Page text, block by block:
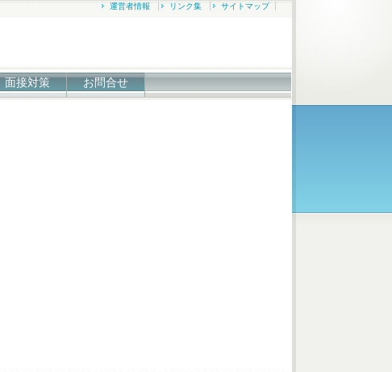
運営者情報 リンク集 サイトマップ
面接対策 お問合せ